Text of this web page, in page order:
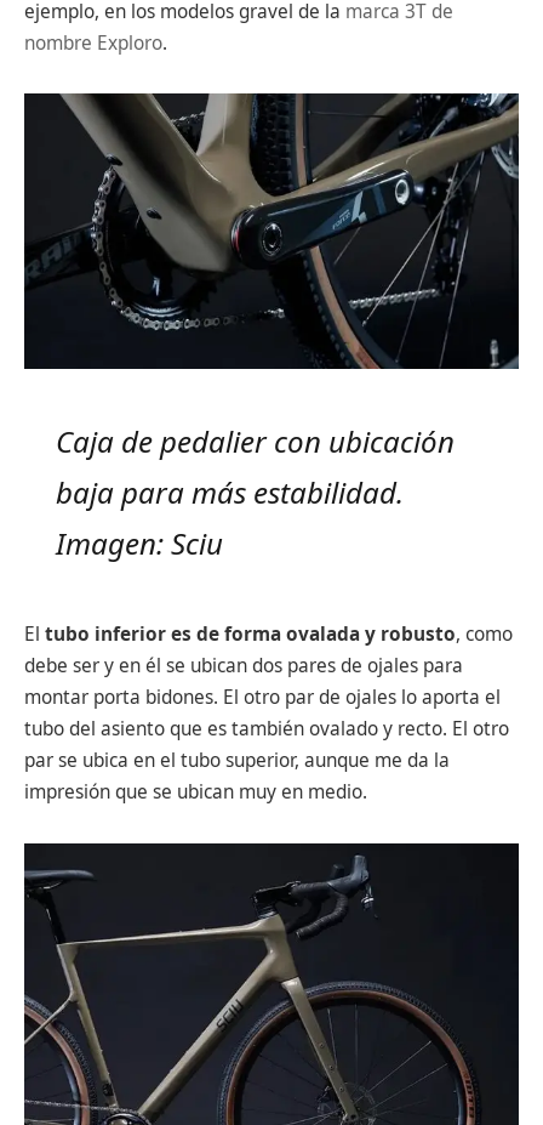
ejemplo, en los modelos gravel de la marca 3T de
nombre Exploro.
Caja de pedalier con ubicación
baja para más estabilidad.
Imagen: Sciu
El tubo inferior es de forma ovalada y robusto, como
debe ser y en él se ubican dos pares de ojales para
montar porta bidones. El otro par de ojales lo aporta el
tubo del asiento que es también ovalado y recto. El otro
par se ubica en el tubo superior, aunque me da la
impresión que se ubican muy en medio.